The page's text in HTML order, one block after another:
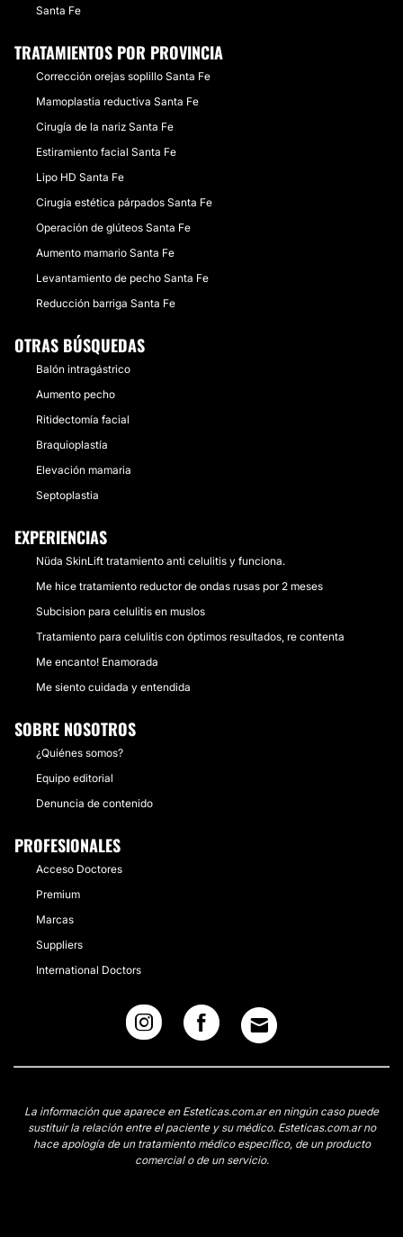
Santa Fe
TRATAMIENTOS POR PROVINCIA
Corrección orejas soplillo Santa Fe
Mamoplastia reductiva Santa Fe
Cirugía de la nariz Santa Fe
Estiramiento facial Santa Fe
Lipo HD Santa Fe
Cirugía estética párpados Santa Fe
Operación de glúteos Santa Fe
Aumento mamario Santa Fe
Levantamiento de pecho Santa Fe
Reducción barriga Santa Fe
OTRAS BÚSQUEDAS
Balón intragástrico
Aumento pecho
Ritidectomía facial
Braquioplastía
Elevación mamaria
Septoplastia
EXPERIENCIAS
Nüda SkinLift tratamiento anti celulitis y funciona.
Me hice tratamiento reductor de ondas rusas por 2 meses
Subcision para celulitis en muslos
Tratamiento para celulitis con óptimos resultados, re contenta
Me encanto! Enamorada
Me siento cuidada y entendida
SOBRE NOSOTROS
¿Quiénes somos?
Equipo editorial
Denuncia de contenido
PROFESIONALES
Acceso Doctores
Premium
Marcas
Suppliers
International Doctors
La información que aparece en Esteticas.com.ar en ningún caso puede
sustituir la relación entre el paciente y su médico. Esteticas.com.ar no
hace apología de un tratamiento médico específico, de un producto
comercial o de un servicio.